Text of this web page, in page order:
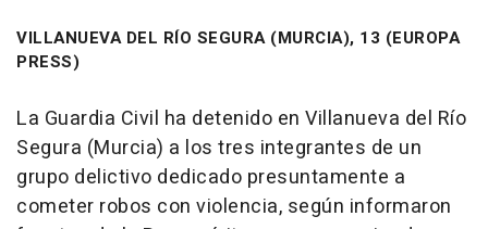
VILLANUEVA DEL RÍO SEGURA (MURCIA), 13 (EUROPA
PRESS)
La Guardia Civil ha detenido en Villanueva del Río
Segura (Murcia) a los tres integrantes de un
grupo delictivo dedicado presuntamente a
cometer robos con violencia, según informaron